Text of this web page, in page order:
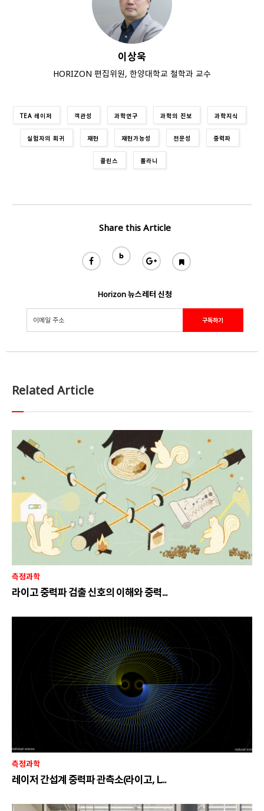
이상욱
HORIZON 편집위원, 한양대학교 철학과 교수
TEA 레이저 객관성 과학연구 과학의 진보 과학지식
실험자의 회귀 재현 재현가능성 전문성 중력파
콜린스 폴라니
Share this Article
Horizon 뉴스레터 신청
Related Article
측정과학
라이고 중력파 검출 신호의 이해와 중력...
측정과학
레이저 간섭계 중력파 관측소(라이고, L...